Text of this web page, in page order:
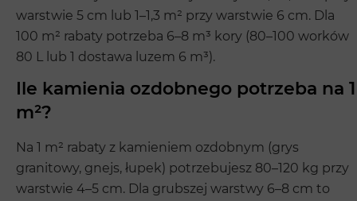
warstwie 5 cm lub 1–1,3 m² przy warstwie 6 cm. Dla
100 m² rabaty potrzeba 6–8 m³ kory (80–100 worków
80 L lub 1 dostawa luzem 6 m³).
Ile kamienia ozdobnego potrzeba na 1
m²?
Na 1 m² rabaty z kamieniem ozdobnym (grys
granitowy, gnejs, łupek) potrzebujesz 80–120 kg przy
warstwie 4–5 cm. Dla grubszej warstwy 6–8 cm to